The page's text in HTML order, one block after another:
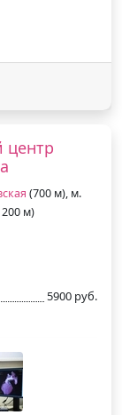
центр
(700 м), м.
м)
5900 руб.